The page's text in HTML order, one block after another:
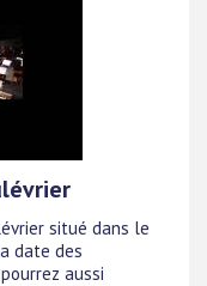
situé dans le
date des
aussi